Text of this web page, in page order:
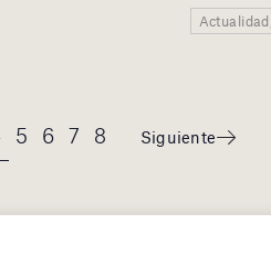
5 6 7 8 Siguiente